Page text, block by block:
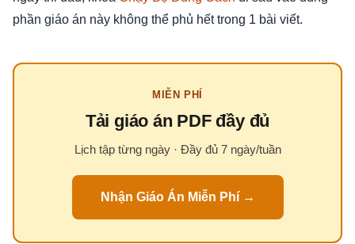
phần giáo án này không thể phủ hết trong 1 bài viết.
MIỄN PHÍ
Tải giáo án PDF đầy đủ
Lịch tập từng ngày · Đầy đủ 7 ngày/tuần
Nhận Giáo Án Miễn Phí →